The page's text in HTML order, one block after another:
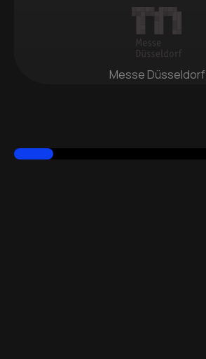
Messe Düsseldorf